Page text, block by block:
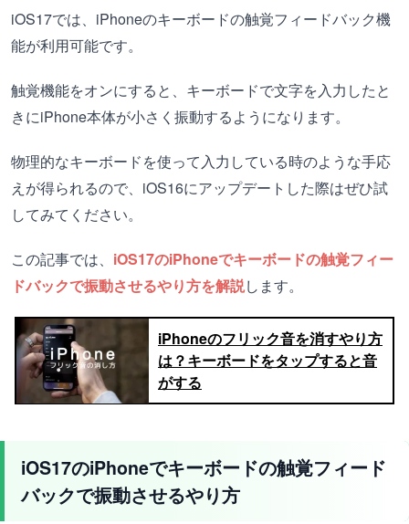
iOS17では、iPhoneのキーボードの触覚フィードバック機
能が利用可能です。
触覚機能をオンにすると、キーボードで文字を入力したと
きにiPhone本体が小さく振動するようになります。
物理的なキーボードを使って入力している時のような手応
えが得られるので、iOS16にアップデートした際はぜひ試
してみてください。
この記事では、 iOS17のiPhoneでキーボードの触覚フィー
ドバックで振動させるやり方を解説します。
iPhoneのフリック音を消すやり方
は？キーボードをタップすると音
がする
iOS17のiPhoneでキーボードの触覚フィード
バックで振動させるやり方